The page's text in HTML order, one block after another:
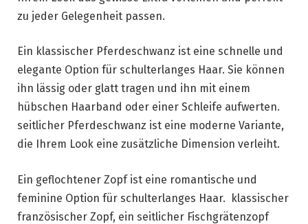
zu jeder Gelegenheit passen.
Ein klassischer Pferdeschwanz ist eine schnelle und
elegante Option für schulterlanges Haar. Sie können
ihn lässig oder glatt tragen und ihn mit einem
hübschen Haarband oder einer Schleife aufwerten.
seitlicher Pferdeschwanz ist eine moderne Variante,
die Ihrem Look eine zusätzliche Dimension verleiht.
Ein geflochtener Zopf ist eine romantische und
feminine Option für schulterlanges Haar. klassischer
französischer Zopf, ein seitlicher Fischgrätenzopf